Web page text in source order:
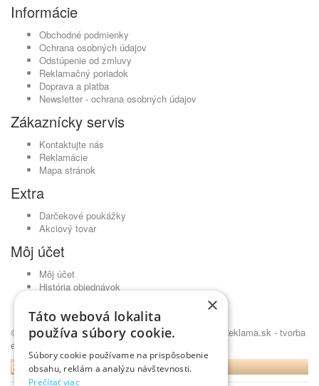
Informácie
Obchodné podmienky
Ochrana osobných údajov
Odstúpenie od zmluvy
Reklamačný poriadok
Doprava a platba
Newsletter - ochrana osobných údajov
Zákaznícky servis
Kontaktujte nás
Reklamácie
Mapa stránok
Extra
Darčekové poukážky
Akciový tovar
Môj účet
Môj účet
História objednávok
Novinky
© Kavickujem.sk - čaje Lovare, pražená káva •
NajReklama.sk - tvorba
eshopu
BLOG
×
Táto webová lokalita
používa súbory cookie.
Súbory cookie používame na prispôsobenie
obsahu, reklám a analýzu návštevnosti.
Prečítať viac